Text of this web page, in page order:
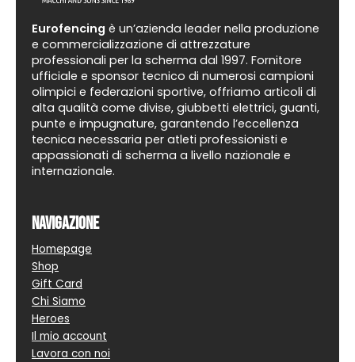
Eurofencing è un’azienda leader nella produzione
e commercializzazione di attrezzature
professionali per la scherma dal 1997. Fornitore
ufficiale e sponsor tecnico di numerosi campioni
olimpici e federazioni sportive, offriamo articoli di
alta qualità come divise, giubbetti elettrici, guanti,
punte e impugnature, garantendo l’eccellenza
tecnica necessaria per atleti professionisti e
appassionati di scherma a livello nazionale e
internazionale.
Navigazione
Homepage
Shop
Gift Card
Chi Siamo
Heroes
Il mio account
Lavora con noi